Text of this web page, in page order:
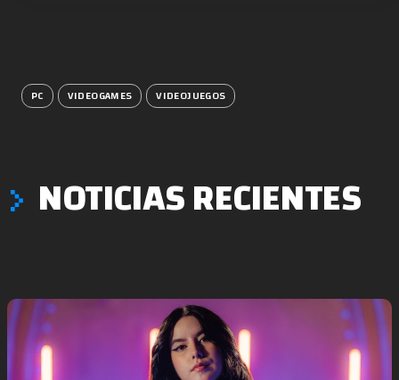
PC VIDEOGAMES VIDEOJUEGOS
NOTICIAS RECIENTES